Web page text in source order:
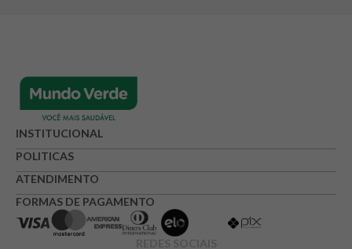
INSTITUCIONAL
POLITICAS
ATENDIMENTO
FORMAS DE PAGAMENTO
REDES SOCIAIS